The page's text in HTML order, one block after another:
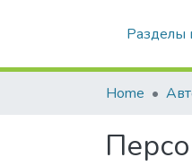
Разделы
Home